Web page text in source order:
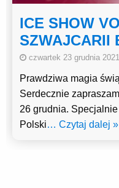
ICE SHOW
SZWAJCARII
czwartek 23 grudnia 2021
Prawdziwa magia
Serdecznie
26 grudnia.
Polski… Czytaj dalej »